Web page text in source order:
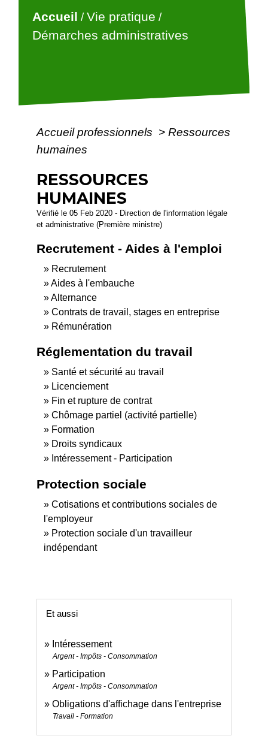
Accueil /Vie pratique /
Démarches administratives
Accueil professionnels > Ressources
humaines
RESSOURCES
HUMAINES
Vérifié le 05 Feb 2020 - Direction de l'information légale
et administrative (Première ministre)
Recrutement - Aides à l'emploi
Recrutement
Aides à l'embauche
Alternance
Contrats de travail, stages en entreprise
Rémunération
Réglementation du travail
Santé et sécurité au travail
Licenciement
Fin et rupture de contrat
Chômage partiel (activité partielle)
Formation
Droits syndicaux
Intéressement - Participation
Protection sociale
Cotisations et contributions sociales de
l'employeur
Protection sociale d'un travailleur
indépendant
Et aussi
Intéressement
Argent - Impôts - Consommation
Participation
Argent - Impôts - Consommation
Obligations d'affichage dans l'entreprise
Travail - Formation